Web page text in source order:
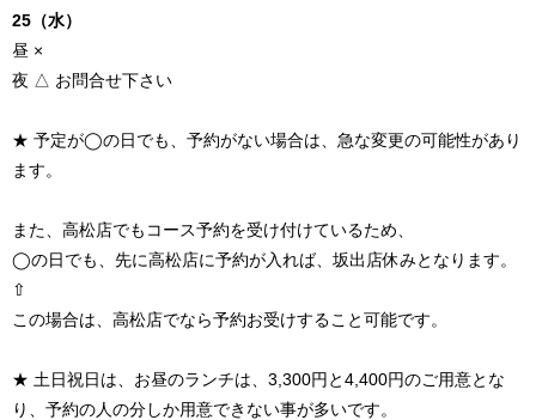
25（水）
昼 ×
夜 △ お問合せ下さい
★ 予定が◯の日でも、予約がない場合は、急な変更の可能性があり
ます。
また、高松店でもコース予約を受け付けているため、
◯の日でも、先に高松店に予約が入れば、坂出店休みとなります。
⇧
この場合は、高松店でなら予約お受けすること可能です。
★ 土日祝日は、お昼のランチは、3,300円と4,400円のご用意とな
り、予約の人の分しか用意できない事が多いです。